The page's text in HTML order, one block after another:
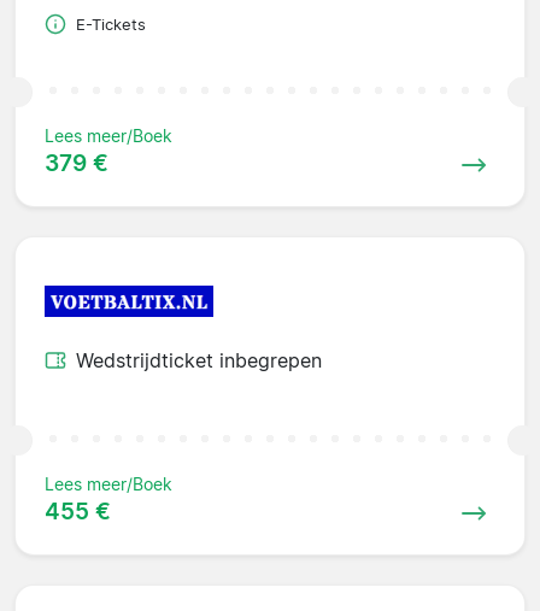
E-Tickets
Lees meer/Boek
379 €
Wedstrijdticket inbegrepen
Lees meer/Boek
455 €